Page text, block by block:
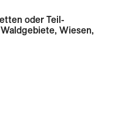
oder Teil-
Wiesen,